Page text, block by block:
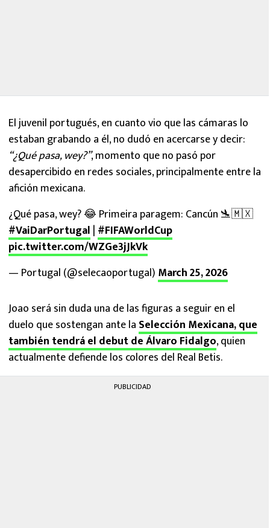
El juvenil portugués, en cuanto vio que las cámaras lo
estaban grabando a él, no dudó en acercarse y decir:
“¿Qué pasa, wey?”, momento que no pasó por
desapercibido en redes sociales, principalmente entre la
afición mexicana.
¿Qué pasa, wey? 😂 Primeira paragem: Cancún 🛬🇲🇽
#VaiDarPortugal | #FIFAWorldCup
pic.twitter.com/WZGe3jJkVk
— Portugal (@selecaoportugal) March 25, 2026
Joao será sin duda una de las figuras a seguir en el
duelo que sostengan ante la Selección Mexicana, que
también tendrá el debut de Álvaro Fidalgo, quien
actualmente defiende los colores del Real Betis.
PUBLICIDAD